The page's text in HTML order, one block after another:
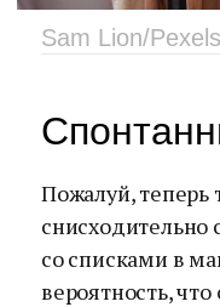
Sam Lion/Pexels
Пожалуй, теперь
снисходительно
со списками в
вероятность,